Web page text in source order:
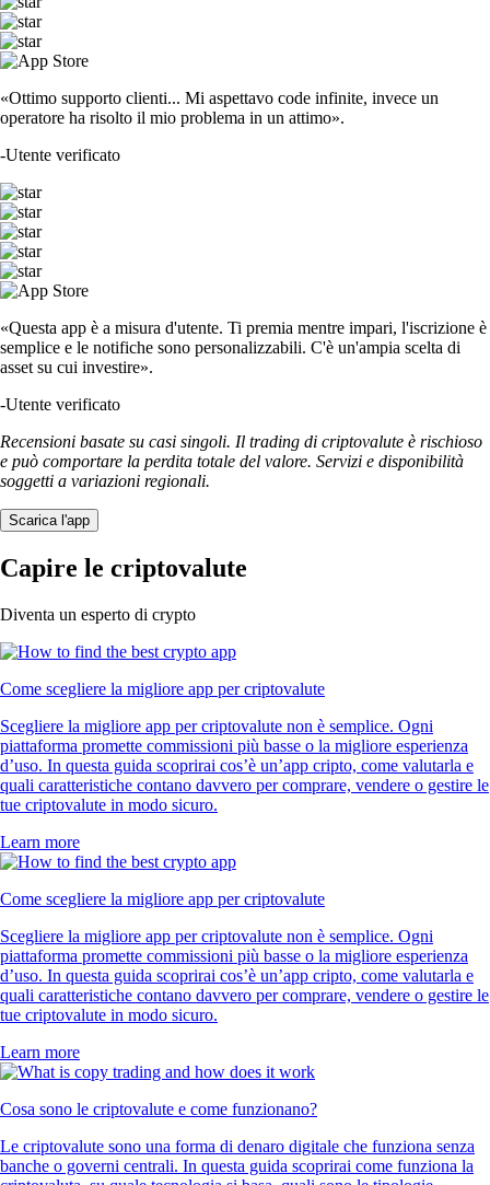
«Ottimo supporto clienti... Mi aspettavo code infinite, invece un
operatore ha risolto il mio problema in un attimo».
-Utente verificato
«Questa app è a misura d'utente. Ti premia mentre impari, l'iscrizione è
semplice e le notifiche sono personalizzabili. C'è un'ampia scelta di
asset su cui investire».
-Utente verificato
Recensioni basate su casi singoli. Il trading di criptovalute è rischioso
e può comportare la perdita totale del valore. Servizi e disponibilità
soggetti a variazioni regionali.
Scarica l'app
Capire le criptovalute
Diventa un esperto di crypto
Come scegliere la migliore app per criptovalute
Scegliere la migliore app per criptovalute non è semplice. Ogni
piattaforma promette commissioni più basse o la migliore esperienza
d’uso. In questa guida scoprirai cos’è un’app cripto, come valutarla e
quali caratteristiche contano davvero per comprare, vendere o gestire le
tue criptovalute in modo sicuro.
Learn more
Come scegliere la migliore app per criptovalute
Scegliere la migliore app per criptovalute non è semplice. Ogni
piattaforma promette commissioni più basse o la migliore esperienza
d’uso. In questa guida scoprirai cos’è un’app cripto, come valutarla e
quali caratteristiche contano davvero per comprare, vendere o gestire le
tue criptovalute in modo sicuro.
Learn more
Cosa sono le criptovalute e come funzionano?
Le criptovalute sono una forma di denaro digitale che funziona senza
banche o governi centrali. In questa guida scoprirai come funziona la